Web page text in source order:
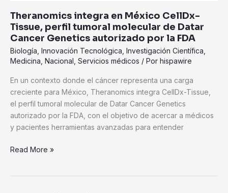
Theranomics integra en México CellDx-
Tissue, perfil tumoral molecular de Datar
Cancer Genetics autorizado por la FDA
Biología Innovación Tecnológica Investigación Científica
Medicina Nacional Servicios médicos / Por hispawire
En un contexto donde el cáncer representa una carga
creciente para México, Theranomics integra CellDx-Tissue,
el perfil tumoral molecular de Datar Cancer Genetics
autorizado por la FDA, con el objetivo de acercar a médicos
y pacientes herramientas avanzadas para entender
Read More »